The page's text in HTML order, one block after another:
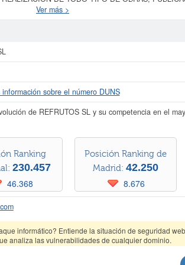
CNAE dentro de la categoría 4672 - Comercio al por
del Sistema Internacional de Clasificación en
empresa acumula un total de 517 consultas en
€. Existen 25 actos publicados en el BORME y
SL puede
actividad, así como los balances y cuentas de
informe de empresa se ha realizado el 09/06/2026.
Ver más >
información sobre el número DUNS
de REFRUTOS SL y su competencia en el
Ranking
230.457
46.368
Posición Ranking de
Madrid: 42.250
8.676
informático? Entiende la situación de seguridad
analiza las vulnerabilidades de cualquier dominio.